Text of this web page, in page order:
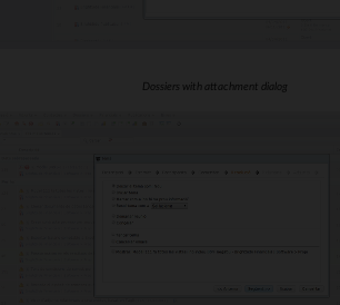
Dossiers with attachment dialog